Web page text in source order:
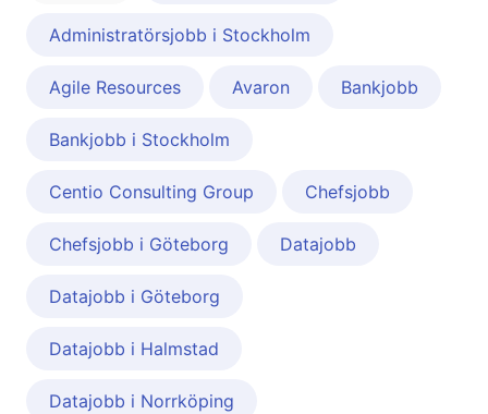
Administratörsjobb i Stockholm
Agile Resources Avaron Bankjobb
Bankjobb i Stockholm
Centio Consulting Group Chefsjobb
Chefsjobb i Göteborg Datajobb
Datajobb i Göteborg
Datajobb i Halmstad
Datajobb i Norrköping